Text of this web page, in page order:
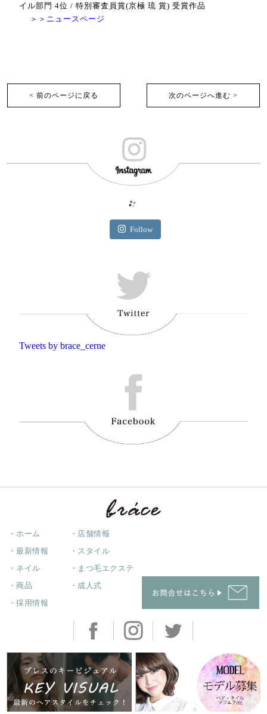
イル部門 4位 / 特別審査員賞(京極 琉 賞) 受賞作品
＞＞ニュースページ
< 前のページに戻る 次のページへ進む >︎
Follow
Tweets by brace_cerne
・ホーム ・店舗情報
・最新情報 ・スタイル
・ネイル ・まつ毛エクステ
・商品 ・成人式
・採用情報